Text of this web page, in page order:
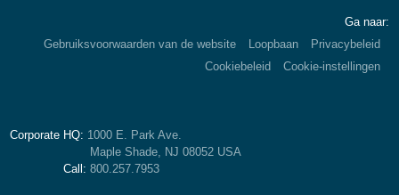
Ga naar:
Gebruiksvoorwaarden van de website
Loopbaan
Privacybeleid
Cookiebeleid
Cookie-instellingen
Corporate HQ: 1000 E. Park Ave.
Maple Shade, NJ 08052 USA
Call: 800.257.7953